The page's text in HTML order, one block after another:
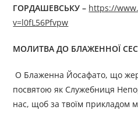
ГОРДАШЕВСЬКУ – https://
v=l0fL56Pfvpw
МОЛИТВА ДО БЛАЖЕННОЇ
О Блаженна Йосафато, що
посвятою як Служебниця
нас, щоб за твоїм прикладом